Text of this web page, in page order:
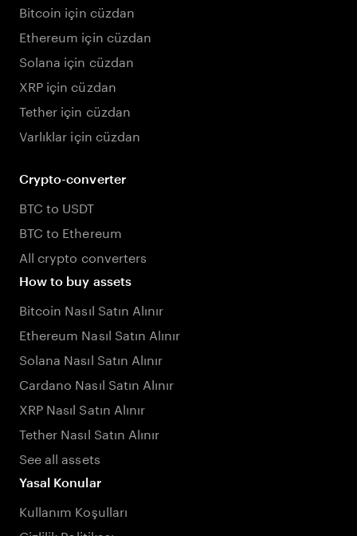
Bitcoin için cüzdan
Ethereum için cüzdan
Solana için cüzdan
XRP için cüzdan
Tether için cüzdan
Varlıklar için cüzdan
Crypto-converter
BTC to USDT
BTC to Ethereum
All crypto converters
How to buy assets
Bitcoin Nasıl Satın Alınır
Ethereum Nasıl Satın Alınır
Solana Nasıl Satın Alınır
Cardano Nasıl Satın Alınır
XRP Nasıl Satın Alınır
Tether Nasıl Satın Alınır
See all assets
Yasal Konular
Kullanım Koşulları